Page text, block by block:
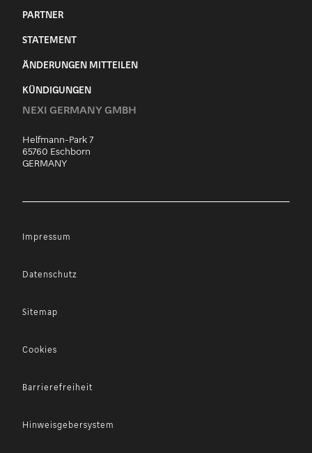
PARTNER
STATEMENT
ÄNDERUNGEN MITTEILEN
KÜNDIGUNGEN
NEXI GERMANY GMBH
Helfmann-Park 7
65760 Eschborn
GERMANY
Impressum
Datenschutz
Sitemap
Cookies
Barrierefreiheit
Hinweisgebersystem